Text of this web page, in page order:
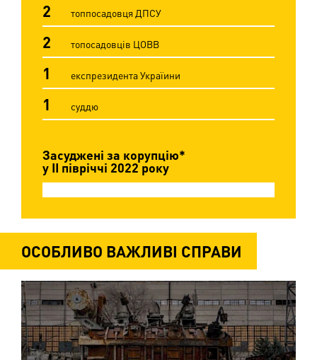
2 топпосадовця ДПСУ
2 топосадовців ЦОВВ
1 експрезидента Україини
1 суддю
Засуджені за корупцію*
у ІІ півріччі 2022 року
ОСОБЛИВО ВАЖЛИВІ СПРАВИ